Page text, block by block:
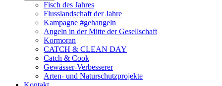
Fisch des Jahres
Flusslandschaft der Jahre
Kampagne #gehangeln
Angeln in der Mitte der Gesellschaft
Kormoran
CATCH & CLEAN DAY
Catch & Cook
Gewässer-Verbesserer
Arten- und Naturschutzprojekte